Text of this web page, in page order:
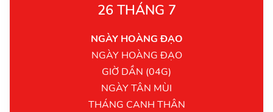
26 THÁNG 7
NGÀY HOÀNG ĐẠO
NGÀY HOÀNG ĐẠO
GIỜ DẦN (04G)
NGÀY TÂN MÙI
THÁNG CANH THÂN